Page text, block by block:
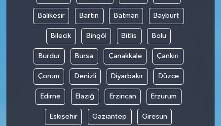
Balıkesir Bartın Batman Bayburt
Bilecik Bingöl Bitlis Bolu
Burdur Bursa Çanakkale Çankırı
Çorum Denizli Diyarbakır Düzce
Edirne Elazığ Erzincan Erzurum
Eskişehir Gaziantep Giresun